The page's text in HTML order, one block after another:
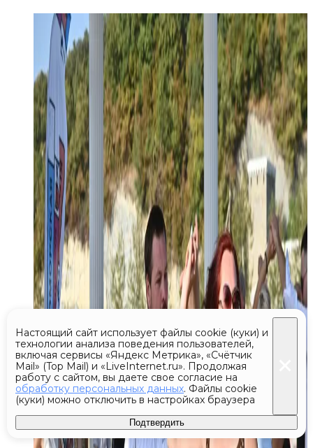
Настоящий сайт использует файлы cookie (куки) и
технологии анализа поведения пользователей,
включая сервисы «Яндекс Метрика», «Счётчик
Mail» (Top Mail) и «LiveInternet.ru». Продолжая
работу с сайтом, вы даете свое согласие на
обработку персональных данных. Файлы cookie
(куки) можно отключить в настройках браузера
Подтвердить